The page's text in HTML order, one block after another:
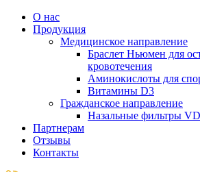
О нас
Продукция
Медицинское направление
Браслет Ньюмен для
кровотечения
Аминокислоты для
Витамины D3
Гражданское направление
Назальные фильтры
Партнерам
Отзывы
Контакты